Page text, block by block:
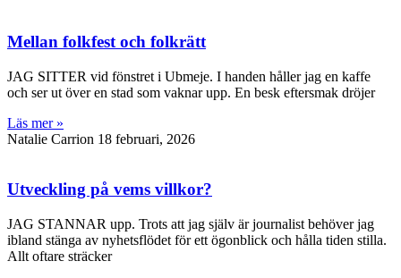
Mellan folkfest och folkrätt
JAG SITTER vid fönstret i Ubmeje. I handen håller jag en kaffe
och ser ut över en stad som vaknar upp. En besk eftersmak dröjer
Läs mer »
Natalie Carrion 18 februari, 2026
Utveckling på vems villkor?
JAG STANNAR upp. Trots att jag själv är journalist behöver jag
ibland stänga av nyhetsflödet för ett ögonblick och hålla tiden stilla.
Allt oftare sträcker